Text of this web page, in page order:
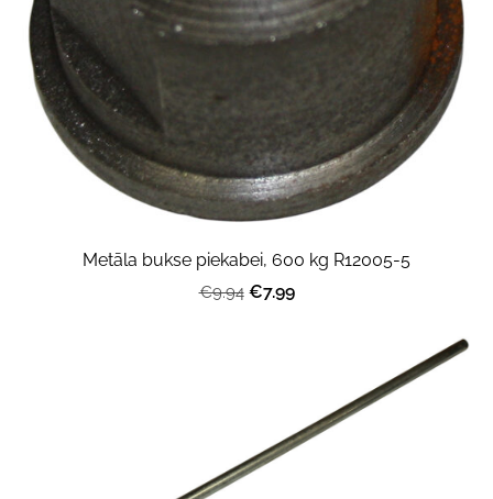
Metāla bukse piekabei, 600 kg R12005-5
€9.94 €7.99